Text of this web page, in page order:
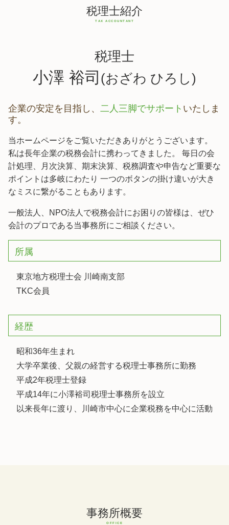
税理士紹介
税理士
小澤 裕司 (おざわ ひろし)
企業の安定を目指し、 二人三脚でサポート いたしま
す。
当ホームページをご覧いただきありがとうございます。
私は長年企業の税務会計に携わってきました。 毎日の会
計処理、月次決算、期末決算、税務調査や申告など重要な
ポイントは多岐にわたり 一つのボタンの掛け違いが大き
なミスに繋がることもあります。
一般法人、NPO法人で税務会計にお困りの皆様は、ぜひ
会計のプロである当事務所にご相談ください。
所属
東京地方税理士会 川崎南支部
TKC会員
経歴
昭和36年生まれ
大学卒業後、父親の経営する税理士事務所に勤務
平成2年税理士登録
平成14年に小澤裕司税理士事務所を設立
以来長年に渡り、川崎市中心に企業税務を中心に活動
事務所概要